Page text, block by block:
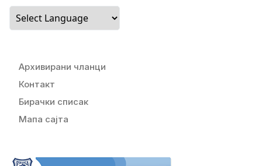
Архивирани чланци
Контакт
Бирачки списак
Мапа сајта